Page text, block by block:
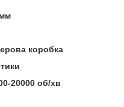
коробка
20000 об/хв